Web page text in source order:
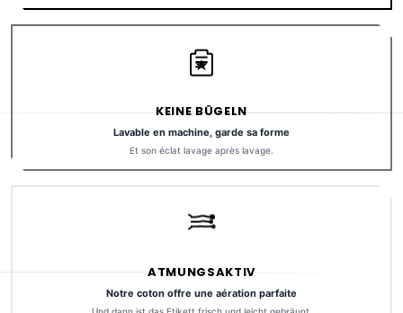
KEINE BÜGELN
Lavable en machine, garde sa forme
Et son éclat lavage après lavage.
ATMUNGSAKTIV
Notre coton offre une aération parfaite